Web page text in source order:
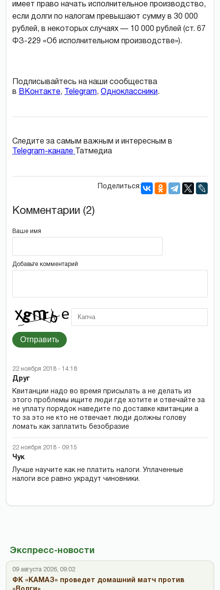
Экспресс-новости
09 августа 2026, 09:02
ФК «КАМАЗ» проведет домашний матч против
имеет право начать исполнительное производство,
если долги по налогам превышают сумму в 30 000
рублей, в некоторых случаях — 10 000 рублей (ст. 67
ФЗ-229 «Об исполнительном производстве»).
Подписывайтесь на наши сообщества
в ВКонтакте, Telegram, Одноклассники.
Следите за самым важным и интересным в
Telegram-канале
Татмедиа
Поделиться:
Комментарии (2)
Ваше имя
Добавьте комментарий
Отправить
22 ноября 2018 - 14:18
Друг
Квитанции надо во время присылать а не делать из
этого проблемы ищите люди где хотите и отвечайте за
не уплату порядок наведите по доставке квитанции а
то за это не кто не отвечает люди должны голову
ломать как заплатить безобразие
22 ноября 2018 - 09:15
Чук
Лучше научите как не платить налоги. Уплаченные
налоги все равно украдут чиновники.